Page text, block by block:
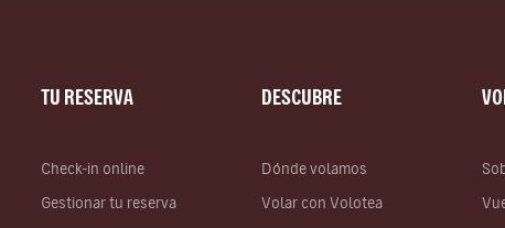
TU RESERVA
Check-in online
Gestionar tu reserva
DESCUBRE
Dónde volamos
Volar con Volotea